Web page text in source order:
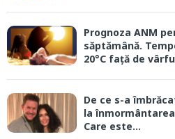
Prognoza ANM
săptămână.
20°C față de
De ce s-a
la
Care este...